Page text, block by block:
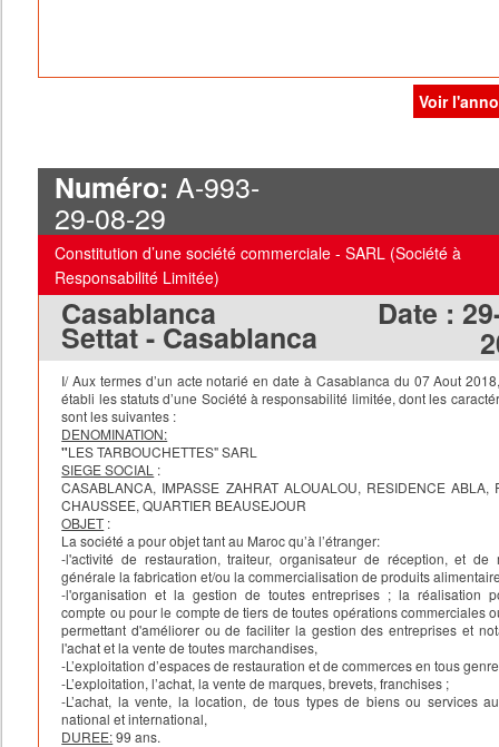
Voir
Numéro: A-993-
29-08-29
Constitution d’une société commerciale - SARL (Société à
Responsabilité Limitée)
Casablanca
Settat - Casablanca
Date :
I/Aux termes d’un acte notarié en date à Casablanca du 07 Aout
établi les statuts d’une Société à responsabilité limitée, dont les
sont les suivantes :
DENOMINATION:
"LES TARBOUCHETTES" SARL
SIEGE SOCIAL :
CASABLANCA, IMPASSE ZAHRAT ALOUALOU, RESIDENCE ABLA,
CHAUSSEE, QUARTIER BEAUSEJOUR
OBJET :
La société a pour objet tant au Maroc qu’à l’étranger:
-l'activité de restauration, traiteur, organisateur de réception, et de
générale la fabrication et/ou la commercialisation de produits
-l'organisation et la gestion de toutes entreprises ; la réalisation
compte ou pour le compte de tiers de toutes opérations commerciales
permettant d'améliorer ou de faciliter la gestion des entreprises et
l'achat et la vente de toutes marchandises,
-L’exploitation d’espaces de restauration et de commerces en tous
-L’exploitation, l’achat, la vente de marques, brevets, franchises ;
-L’achat, la vente, la location, de tous types de biens ou services
national et international,
DUREE:99 ans.